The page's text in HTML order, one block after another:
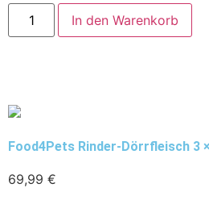
In den Warenkorb
Food4Pets Rinder-Dörrfleisch 3
69,99 €